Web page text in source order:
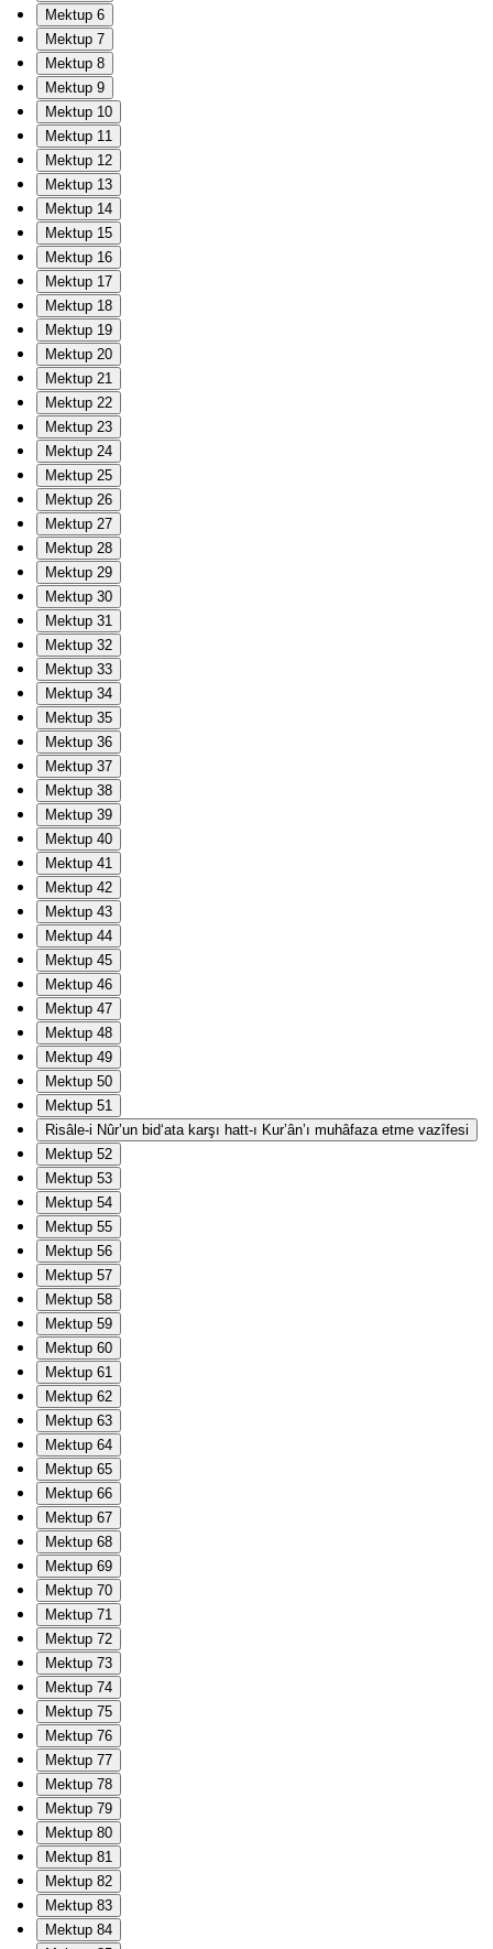
Mektup 6
Mektup 7
Mektup 8
Mektup 9
Mektup 10
Mektup 11
Mektup 12
Mektup 13
Mektup 14
Mektup 15
Mektup 16
Mektup 17
Mektup 18
Mektup 19
Mektup 20
Mektup 21
Mektup 22
Mektup 23
Mektup 24
Mektup 25
Mektup 26
Mektup 27
Mektup 28
Mektup 29
Mektup 30
Mektup 31
Mektup 32
Mektup 33
Mektup 34
Mektup 35
Mektup 36
Mektup 37
Mektup 38
Mektup 39
Mektup 40
Mektup 41
Mektup 42
Mektup 43
Mektup 44
Mektup 45
Mektup 46
Mektup 47
Mektup 48
Mektup 49
Mektup 50
Mektup 51
Risâle-i Nûr’un bid‘ata karşı hatt-ı Kur’ân’ı muhâfaza etme vazîfesi
Mektup 52
Mektup 53
Mektup 54
Mektup 55
Mektup 56
Mektup 57
Mektup 58
Mektup 59
Mektup 60
Mektup 61
Mektup 62
Mektup 63
Mektup 64
Mektup 65
Mektup 66
Mektup 67
Mektup 68
Mektup 69
Mektup 70
Mektup 71
Mektup 72
Mektup 73
Mektup 74
Mektup 75
Mektup 76
Mektup 77
Mektup 78
Mektup 79
Mektup 80
Mektup 81
Mektup 82
Mektup 83
Mektup 84